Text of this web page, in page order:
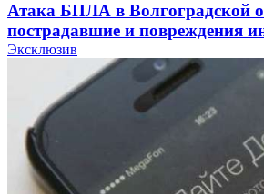
Атака БПЛА в Волгоградской
пострадавшие и повреждения
Волгоградские вузы в топе
рейтинга: ВолгГТУ и ВолгГМУ
для химической отрасли и
18:39
Эксклюзив